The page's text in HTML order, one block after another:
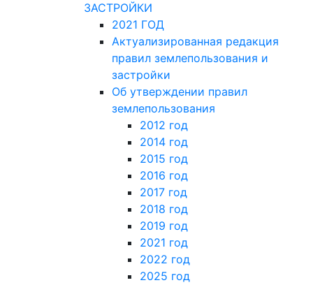
ЗАСТРОЙКИ
2021 ГОД
Актуализированная редакция
правил землепользования и
застройки
Об утверждении правил
землепользования
2012 год
2014 год
2015 год
2016 год
2017 год
2018 год
2019 год
2021 год
2022 год
2025 год